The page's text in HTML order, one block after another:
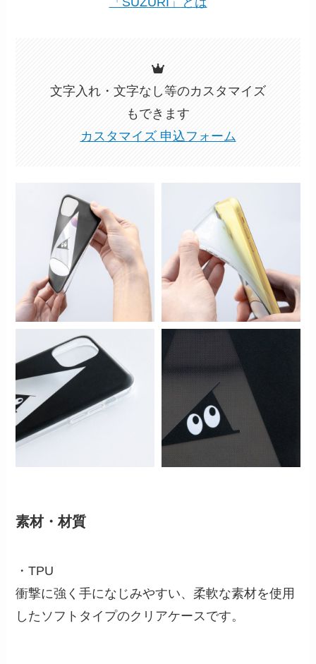
文字入れ・文字なし等のカスタマイズ
もできます
カスタマイズ 申込フォーム
素材・材質
・TPU
衝撃に強く手になじみやすい、柔軟な素材を使用
したソフトタイプのクリアケースです。